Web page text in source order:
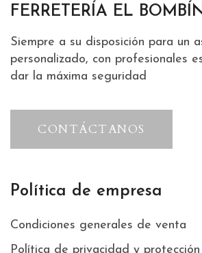
FERRETERÍA EL
Siempre a su disposición para un
personalizado, con profesionales
dar la máxima seguridad
CONTÁCTANOS
Política de empresa
Condiciones generales de venta
Política de privacidad y